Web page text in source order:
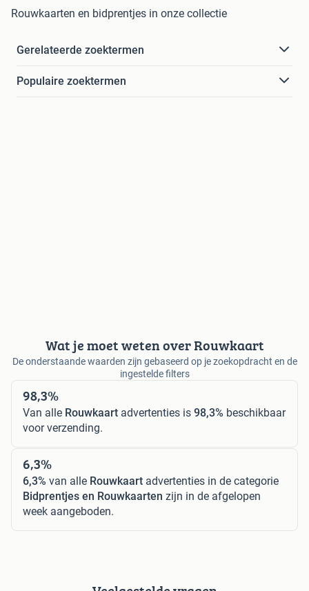
Rouwkaarten en bidprentjes in onze collectie
Gerelateerde zoektermen
Populaire zoektermen
Wat je moet weten over Rouwkaart
De onderstaande waarden zijn gebaseerd op je zoekopdracht en de
ingestelde filters
98,3%
Van alle Rouwkaart advertenties is 98,3% beschikbaar
voor verzending.
6,3%
6,3% van alle Rouwkaart advertenties in de categorie
Bidprentjes en Rouwkaarten zijn in de afgelopen
week aangeboden.